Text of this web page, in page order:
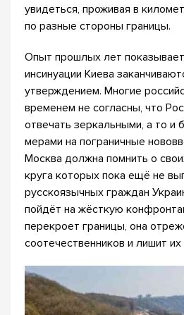
увидеться, проживая в
по разные стороны границы.
Опыт прошлых лет
инсинуации Киева
утверждением. Многие
временем не согласны, что
отвечать зеркальными, а то и
мерами на пограничные
Москва должна помнить о
круга которых пока ещё не
русскоязычных граждан
пойдёт на жёсткую
перекроет границы, она
соотечественников и лишит